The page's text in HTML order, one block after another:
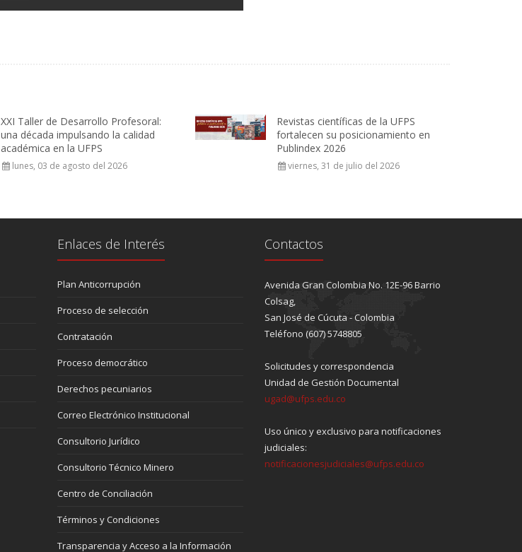
XXI Taller de Desarrollo Profesoral:
una década impulsando la calidad
académica en la UFPS
lunes, 03 de agosto del 2026
Revistas científicas de la UFPS
fortalecen su posicionamiento en
Publindex 2026
viernes, 31 de julio del 2026
Enlaces de Interés
Plan Anticorrupción
Proceso de selección
Contratación
Proceso democrático
Derechos pecuniarios
Correo Electrónico Institucional
Consultorio Jurídico
Consultorio Técnico Minero
Centro de Conciliación
Términos y Condiciones
Transparencia y Acceso a la Información
Contactos
Avenida Gran Colombia No. 12E-96 Barrio
Colsag,
San José de Cúcuta - Colombia
Teléfono (607) 5748805
Solicitudes y correspondencia
Unidad de Gestión Documental
ugad@ufps.edu.co
Uso único y exclusivo para notificaciones
judiciales:
notificacionesjudiciales@ufps.edu.co